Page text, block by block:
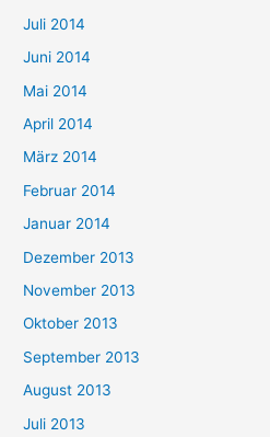
Juli 2014
Juni 2014
Mai 2014
April 2014
März 2014
Februar 2014
Januar 2014
Dezember 2013
November 2013
Oktober 2013
September 2013
August 2013
Juli 2013